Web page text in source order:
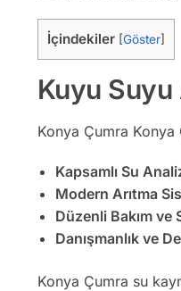
İçindekiler [Göster]
Kuyu
Konya Çumra
Kapsamlı Su
Modern Arıtma
Düzenli Bakım ve
Danışmanlık ve
Konya Çumra su